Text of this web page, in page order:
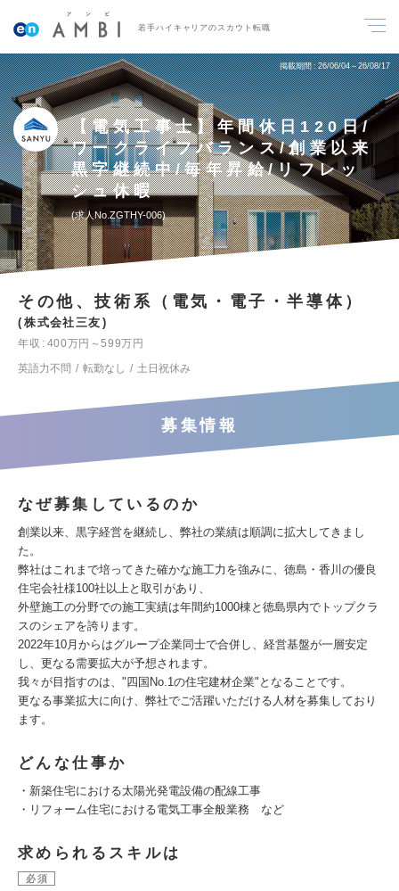
若手ハイキャリアのスカウト転職
掲載期間 26/06/04～26/08/17
【電気工事士】年間休日120日/
ワークライフバランス/創業以来
黒字継続中/毎年昇給/リフレッ
シュ休暇
求人No.ZGTHY-006
その他、技術系（電気・電子・半導体）
株式会社三友
年収
400万円～599万円
英語力不問
転勤なし 土日祝休み
募集情報
なぜ募集しているのか
創業以来、黒字経営を継続し、弊社の業績は順調に拡大してきまし
た。
弊社はこれまで培ってきた確かな施工力を強みに、徳島・香川の優良
住宅会社様100社以上と取引があり、
外壁施工の分野での施工実績は年間約1000棟と徳島県内でトップクラ
スのシェアを誇ります。
2022年10月からはグループ企業同士で合併し、経営基盤が一層安定
し、更なる需要拡大が予想されます。
我々が目指すのは、"四国No.1の住宅建材企業"となることです。
更なる事業拡大に向け、弊社でご活躍いただける人材を募集しており
ます。
どんな仕事か
・新築住宅における太陽光発電設備の配線工事
・リフォーム住宅における電気工事全般業務 など
求められるスキルは
必須